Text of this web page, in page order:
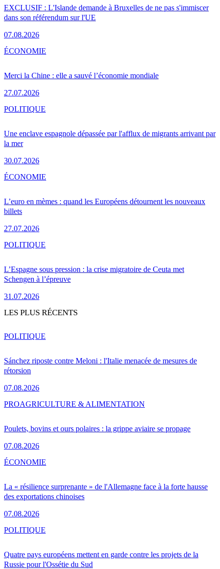
EXCLUSIF : L'Islande demande à Bruxelles de ne pas s'immiscer
dans son référendum sur l'UE
07.08.2026
Merci la Chine : elle a sauvé l’économie mondiale
27.07.2026
ÉCONOMIE
Une enclave espagnole dépassée par l'afflux de migrants arrivant par
la mer
30.07.2026
POLITIQUE
L’euro en mèmes : quand les Européens détournent les nouveaux
billets
27.07.2026
ÉCONOMIE
L’Espagne sous pression : la crise migratoire de Ceuta met
Schengen à l’épreuve
31.07.2026
POLITIQUE
LES PLUS RÉCENTS
Sánchez riposte contre Meloni : l'Italie menacée de mesures de
rétorsion
07.08.2026
POLITIQUE
Poulets, bovins et ours polaires : la grippe aviaire se propage
07.08.2026
PROAGRICULTURE & ALIMENTATION
La « résilience surprenante » de l'Allemagne face à la forte hausse
des exportations chinoises
07.08.2026
ÉCONOMIE
Quatre pays européens mettent en garde contre les projets de la
Russie pour l'Ossétie du Sud
POLITIQUE